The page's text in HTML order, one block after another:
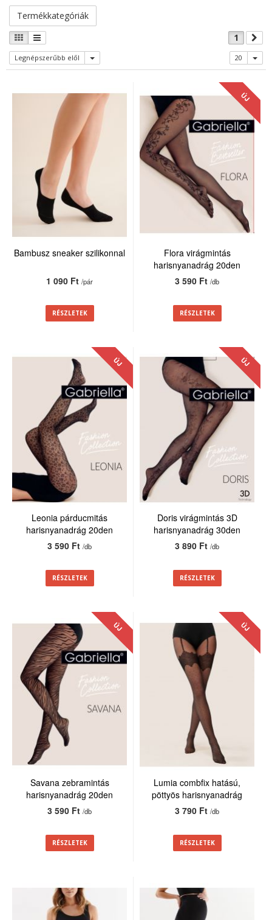
Termékkategóriák
1
Legnépszerűbb elől 20
Bambusz sneaker szilikonnal
1 090 Ft/pár
RÉSZLETEK
ÚJ
Flora virágmintás
harisnyanadrág 20den
3 590 Ft/db
RÉSZLETEK
ÚJ
Leonia párducmitás
harisnyanadrág 20den
3 590 Ft/db
RÉSZLETEK
ÚJ
Doris virágmintás 3D
harisnyanadrág 30den
3 890 Ft/db
RÉSZLETEK
ÚJ
Savana zebramintás
harisnyanadrág 20den
3 590 Ft/db
RÉSZLETEK
ÚJ
Lumia combfix hatású,
pöttyös harisnyanadrág
20den
3 790 Ft/db
RÉSZLETEK